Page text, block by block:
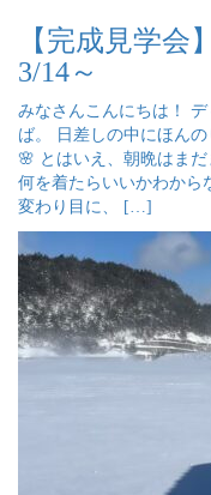
【完成見学
3/14～
みなさんこんにちは！
ば。 日差しの中にほん
🌸 とはいえ、朝晩はま
何を着たらいいかわか
変わり目に、 […]